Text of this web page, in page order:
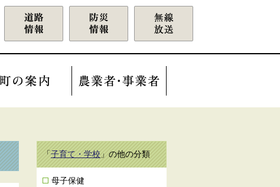
「子育て・学校」の他の分類
母子保健